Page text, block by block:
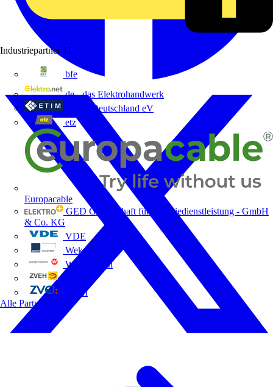
Industriepartner 11
bfe
de - das Elektrohandwerk
ETIM Deutschland eV
etz
Europacable
GED Gesellschaft für Energiedienstleistung - GmbH
& Co. KG
VDE
Weka
Westermann
ZVEI
Alle Partner